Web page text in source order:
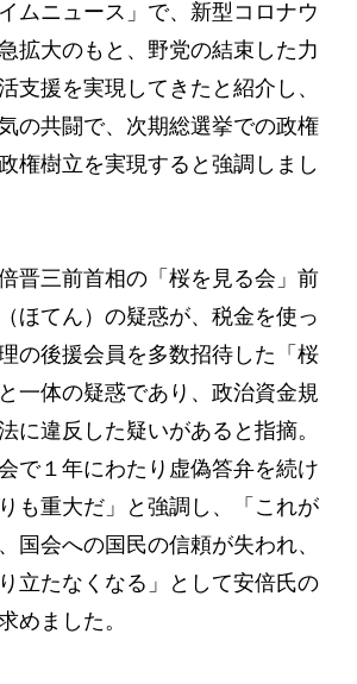
ムニュース」で、新型コロナウ
拡大のもと、野党の結束した力
支援を実現してきたと紹介し、
の共闘で、次期総選挙での政権
権樹立を実現すると強調しまし
晋三前首相の「桜を見る会」前
ほてん）の疑惑が、税金を使っ
の後援会員を多数招待した「桜
一体の疑惑であり、政治資金規
に違反した疑いがあると指摘。
で１年にわたり虚偽答弁を続け
も重大だ」と強調し、「これが
国会への国民の信頼が失われ、
立たなくなる」として安倍氏の
めました。